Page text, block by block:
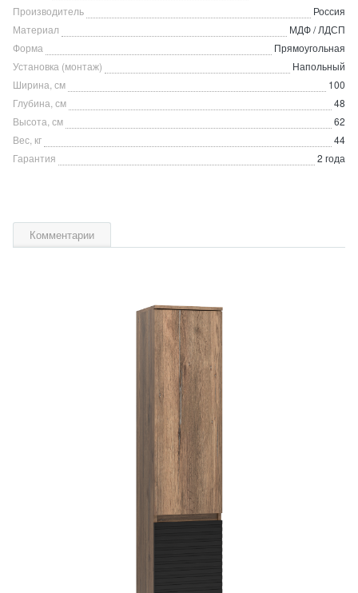
Производитель
Россия
Материал
МДФ / ЛДСП
Форма
Прямоугольная
Установка (монтаж)
Напольный
Ширина, см
100
Глубина, см
48
Высота, см
62
Вес, кг
44
Гарантия
2 года
Комментарии